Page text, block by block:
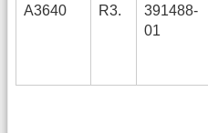
A3640 R3.
391488-
01